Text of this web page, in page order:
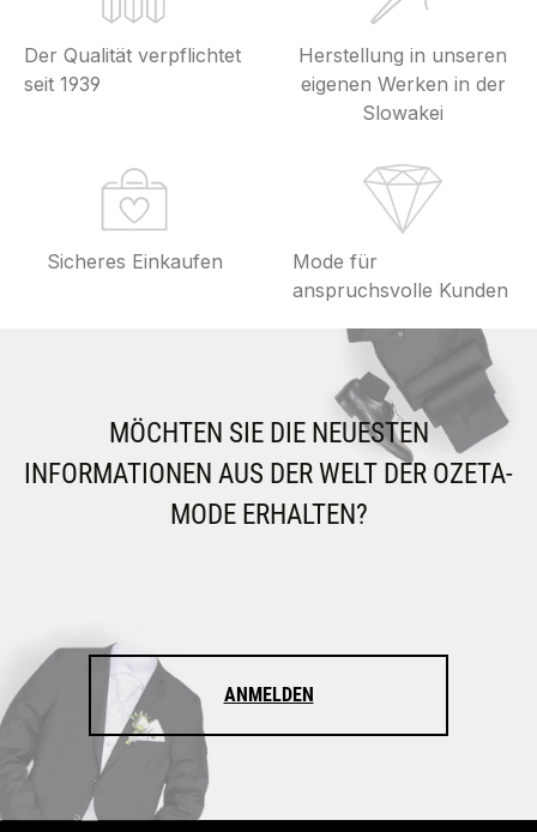
Der Qualität verpflichtet
seit 1939
Herstellung in unseren
eigenen Werken in der
Slowakei
Sicheres Einkaufen
Mode für
anspruchsvolle Kunden
MÖCHTEN SIE DIE NEUESTEN
INFORMATIONEN AUS DER WELT DER OZETA-
MODE ERHALTEN?
ANMELDEN